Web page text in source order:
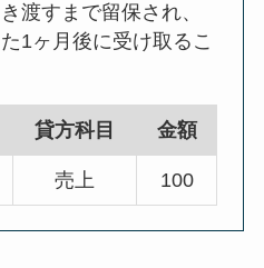
渡すまで留保され、
1ヶ月後に受け取るこ
貸方科目 金額
売上 100